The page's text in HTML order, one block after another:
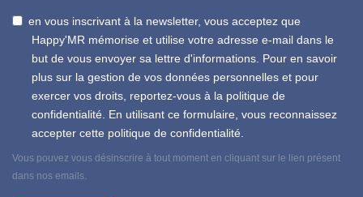
en vous inscrivant à la newsletter, vous acceptez que
Happy'MR mémorise et utilise votre adresse e-mail dans le
but de vous envoyer sa lettre d'informations. Pour en savoir
plus sur la gestion de vos données personnelles et pour
exercer vos droits, reportez-vous à la politique de
confidentialité. En utilisant ce formulaire, vous reconnaissez
accepter cette politique de confidentialité.
Vous pouvez vous désinscrire à tout moment en cliquant sur le lien présent
dans nos emails.